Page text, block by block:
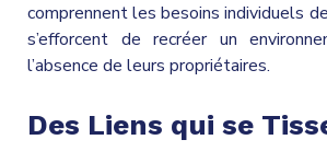
comprennent les besoins individuels
s’efforcent de recréer un
l’absence de leurs propriétaires.
Des Liens qui se